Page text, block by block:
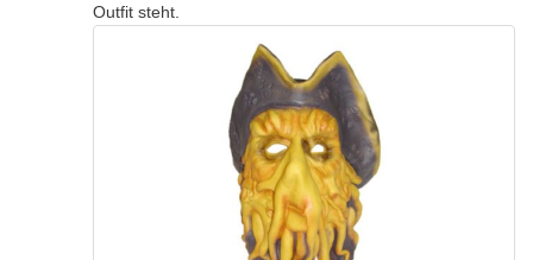
Outfit steht.